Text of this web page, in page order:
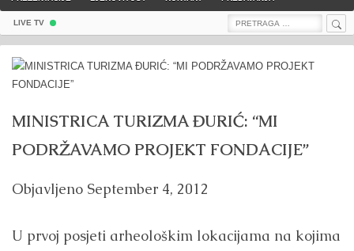
LIVE TV
Search
MINISTRICA TURIZMA ĐURIĆ: “MI
PODRŽAVAMO PROJEKT FONDACIJE”
Objavljeno September 4, 2012
U prvoj posjeti arheološkim lokacijama na kojima